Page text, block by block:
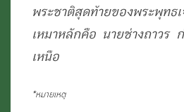
7
พระ
พระชาติสุดท้ายของพระพุท
เหมาหลักคือ นายช่างถาวร
เหนือ
*หมายเหตุ